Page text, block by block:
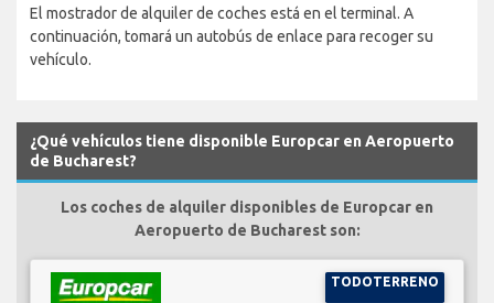
El mostrador de alquiler de coches está en el terminal. A
continuación, tomará un autobús de enlace para recoger su
vehículo.
¿Qué vehículos tiene disponible Europcar en Aeropuerto
de Bucharest?
Los coches de alquiler disponibles de Europcar en
Aeropuerto de Bucharest son:
TODOTERRENO